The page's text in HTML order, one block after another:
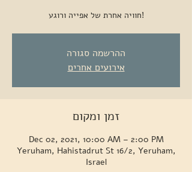
חוויה אחרת של אפייה ורוגע!
ההרשמה סגורה
אירועים אחרים
זמן ומקום
Dec 02, 2021, 10:00 AM – 2:00 PM
Yeruham, Hahistadrut St 16/2, Yeruham,
Israel